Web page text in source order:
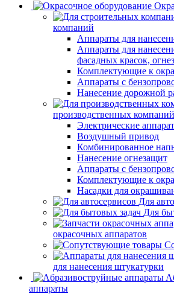
компаний
Аппараты для
Аппараты для
фасадных красок,
Комплектующие к
Аппараты с
Нанесение дорожной
производственных компаний
Электрические
Воздушный привод
Комбинированное
Нанесение огнезащит
Аппараты с
Комплектующие к
Насадки для
Для
Для
окрасочных аппаратов
для нанесения штукатурки
аппараты